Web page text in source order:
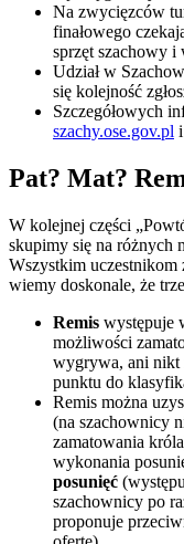
Na zwycięzców
finałowego
sprzęt szachowy i
Udział w
się kolejność
Szczegółowych
szachy.ose.gov.pl
Pat? Mat?
W kolejnej części
skupimy się na różnych
Wszystkim
wiemy doskonale, że
Remis występuje
możliwości
wygrywa, ani nikt
punktu do
Remis można
(na szachownicy
zamatowania
wykonania
posunięć
szachownicy po
proponuje